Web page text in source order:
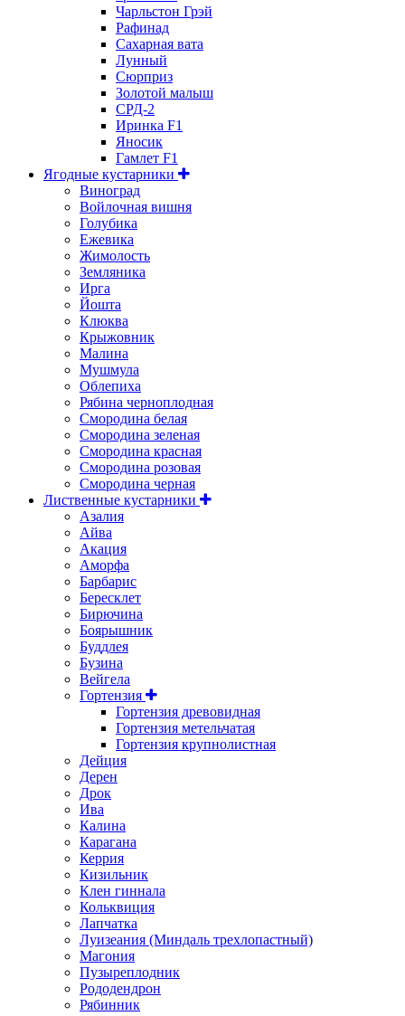
Чарльстон Грэй
Рафинад
Сахарная вата
Лунный
Сюрприз
Золотой малыш
СРД-2
Иринка F1
Яносик
Гамлет F1
Ягодные кустарники
Виноград
Войлочная вишня
Голубика
Ежевика
Жимолость
Земляника
Ирга
Йошта
Клюква
Крыжовник
Малина
Мушмула
Облепиха
Рябина черноплодная
Смородина белая
Смородина зеленая
Смородина красная
Смородина розовая
Смородина черная
Лиственные кустарники
Азалия
Айва
Акация
Аморфа
Барбарис
Бересклет
Бирючина
Боярышник
Буддлея
Бузина
Вейгела
Гортензия
Гортензия древовидная
Гортензия метельчатая
Гортензия крупнолистная
Дейция
Дерен
Дрок
Ива
Калина
Карагана
Керрия
Кизильник
Клен гиннала
Кольквиция
Лапчатка
Луизеания (Миндаль трехлопастный)
Магония
Пузыреплодник
Рододендрон
Рябинник